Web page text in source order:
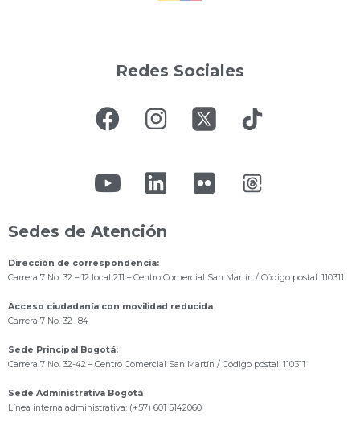
Redes Sociales
Sedes de Atención
Dirección de correspondencia:
Carrera 7 No. 32 – 12 local 211 – Centro Comercial San Martín / Código postal: 110311
Acceso ciudadanía con movilidad reducida
Carrera 7 No. 32- 84
Sede Principal Bogotá:
Carrera 7 No. 32-42 – Centro Comercial San Martín / Código postal: 110311
Sede Administrativa Bogotá
Línea interna administrativa: (+57) 601 5142060